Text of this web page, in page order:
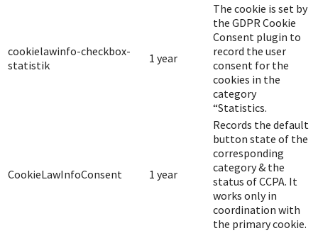
cookielawinfo-checkbox-
statistik
1 year
The cookie is set by
the GDPR Cookie
Consent plugin to
record the user
consent for the
cookies in the
category
“Statistics.
CookieLawInfoConsent 1 year
Records the default
button state of the
corresponding
category & the
status of CCPA. It
works only in
coordination with
the primary cookie.